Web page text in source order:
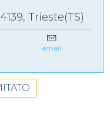
Trieste(TS)
email